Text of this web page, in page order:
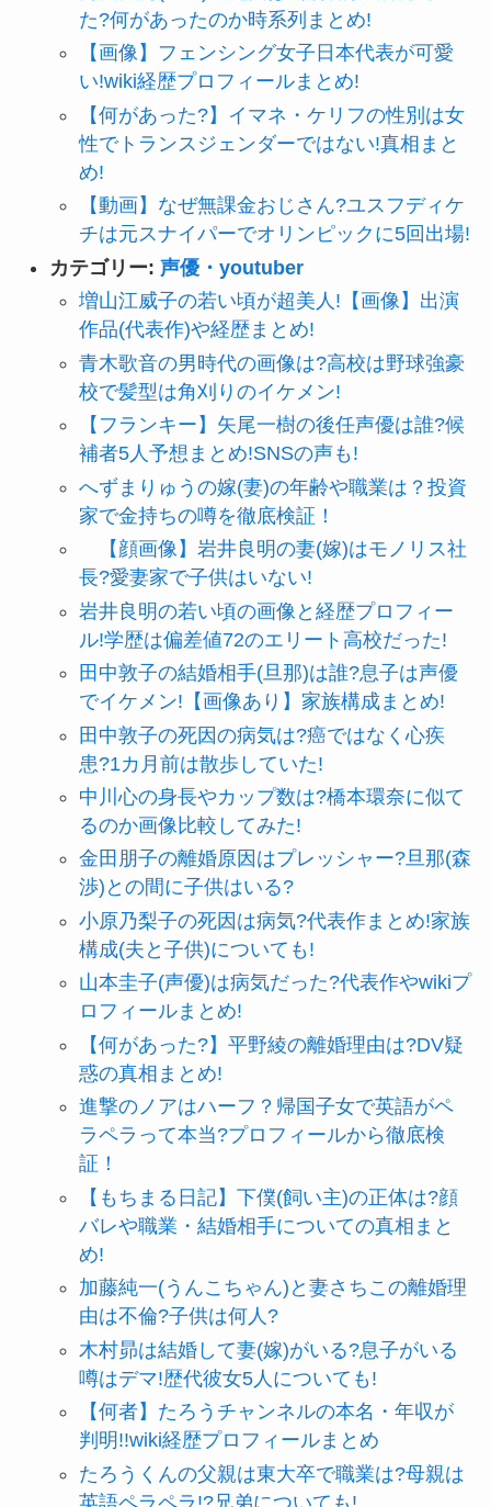
た?何があったのか時系列まとめ!
【画像】フェンシング女子日本代表が可愛
い!wiki経歴プロフィールまとめ!
【何があった?】イマネ・ケリフの性別は女
性でトランスジェンダーではない!真相まと
め!
【動画】なぜ無課金おじさん?ユスフディケ
チは元スナイパーでオリンピックに5回出場!
カテゴリー: 声優・youtuber
増山江威子の若い頃が超美人!【画像】出演
作品(代表作)や経歴まとめ!
青木歌音の男時代の画像は?高校は野球強豪
校で髪型は角刈りのイケメン!
【フランキー】矢尾一樹の後任声優は誰?候
補者5人予想まとめ!SNSの声も!
へずまりゅうの嫁(妻)の年齢や職業は？投資
家で金持ちの噂を徹底検証！
【顔画像】岩井良明の妻(嫁)はモノリス社
長?愛妻家で子供はいない!
岩井良明の若い頃の画像と経歴プロフィー
ル!学歴は偏差値72のエリート高校だった!
田中敦子の結婚相手(旦那)は誰?息子は声優
でイケメン!【画像あり】家族構成まとめ!
田中敦子の死因の病気は?癌ではなく心疾
患?1カ月前は散歩していた!
中川心の身長やカップ数は?橋本環奈に似て
るのか画像比較してみた!
金田朋子の離婚原因はプレッシャー?旦那(森
渉)との間に子供はいる?
小原乃梨子の死因は病気?代表作まとめ!家族
構成(夫と子供)についても!
山本圭子(声優)は病気だった?代表作やwikiプ
ロフィールまとめ!
【何があった?】平野綾の離婚理由は?DV疑
惑の真相まとめ!
進撃のノアはハーフ？帰国子女で英語がペ
ラペラって本当?プロフィールから徹底検
証！
【もちまる日記】下僕(飼い主)の正体は?顔
バレや職業・結婚相手についての真相まと
め!
加藤純一(うんこちゃん)と妻さちこの離婚理
由は不倫?子供は何人?
木村昴は結婚して妻(嫁)がいる?息子がいる
噂はデマ!歴代彼女5人についても!
【何者】たろうチャンネルの本名・年収が
判明!!wiki経歴プロフィールまとめ
たろうくんの父親は東大卒で職業は?母親は
英語ペラペラ!?兄弟についても!